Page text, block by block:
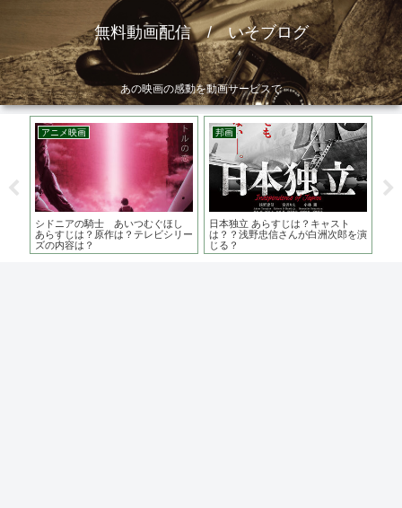
無料動画配信 / いそブログ
あの映画の感動を動画サービスで
アニメ映画
シドニアの騎士 あいつむぐほし
あらすじは？原作は？テレビシリー
ズの内容は？
邦画
日本独立 あらすじは？キャスト
は？？浅野忠信さんが白洲次郎を演
じる？